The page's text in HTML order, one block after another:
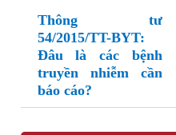
Thông tư
54/2015/TT-BYT:
Đâu là các bệnh
truyền nhiễm cần
báo cáo?